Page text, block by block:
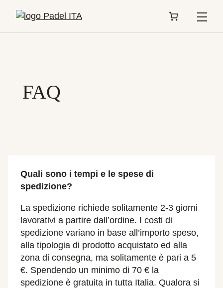
Menù
FAQ
Quali sono i tempi e le spese di
spedizione?
La spedizione richiede solitamente 2-3 giorni
lavorativi a partire dall’ordine. I costi di
spedizione variano in base all’importo speso,
alla tipologia di prodotto acquistato ed alla
zona di consegna, ma solitamente è pari a 5
€. Spendendo un minimo di 70 € la
spedizione è gratuita in tutta Italia. Qualora si